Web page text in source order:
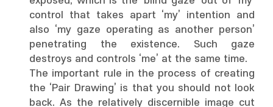
control that takes apart ‘my’ intention and
also ‘my gaze operating as another person’
penetrating the existence. Such gaze
destroys and controls ‘me’ at the same time.
The important rule in the process of creating
the ‘Pair Drawing’ is that you should not look
back. As the relatively discernible image cut